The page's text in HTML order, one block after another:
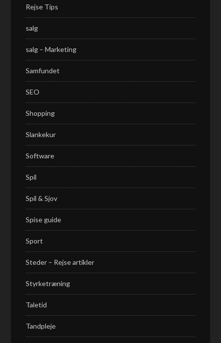
Rejse Tips
salg
salg – Marketing
Samfundet
SEO
Shopping
Slankekur
Software
Spil
Spil & Sjov
Spise guide
Sport
Steder – Rejse artikler
Styrketræning
Taletid
Tandpleje